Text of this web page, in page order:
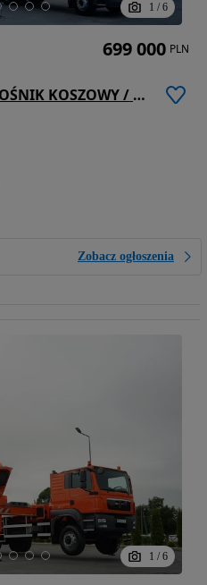
1 / 6
MAN TGS 26.400 / PODNOŚNIK KOSZOWY / 6x4 / PALFINGER WT 530 / WYSOKOŚĆ ROBOCZA 53 M / / UDŹWIG 600 KG- 5 OSÓB / MANUAL
Zobacz ogłoszenia
699 000 PLN
1 / 6